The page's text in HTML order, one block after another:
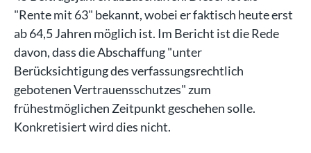
"Rente mit 63" bekannt, wobei er faktisch heute erst
ab 64,5 Jahren möglich ist. Im Bericht ist die Rede
davon, dass die Abschaffung "unter
Berücksichtigung des verfassungsrechtlich
gebotenen Vertrauensschutzes" zum
frühestmöglichen Zeitpunkt geschehen solle.
Konkretisiert wird dies nicht.